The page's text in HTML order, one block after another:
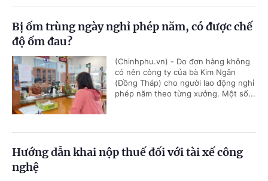
Bị ốm trùng ngày nghỉ phép năm, có được chế
độ ốm đau?
(Chinhphu.vn) - Do đơn hàng không
có nên công ty của bà Kim Ngân
(Đồng Tháp) cho người lao động nghỉ
phép năm theo từng xưởng. Một số...
Hướng dẫn khai nộp thuế đối với tài xế công
nghệ